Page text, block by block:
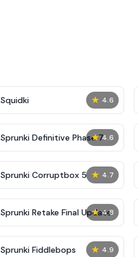
★ 4.6
Squidki
★ 4.6
Sprunki Definitive Phase 7
★ 4.7
Sprunki Corruptbox 5
★ 4.8
Sprunki Retake Final Update
★ 4.9
Sprunki Fiddlebops